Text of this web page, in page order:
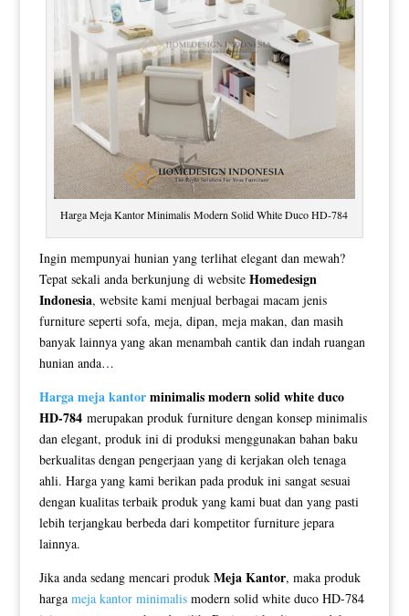
Harga Meja Kantor Minimalis Modern Solid White Duco HD-784
Ingin mempunyai hunian yang terlihat elegant dan mewah?
Tepat sekali anda berkunjung di website Homedesign
Indonesia, website kami menjual berbagai macam jenis
furniture seperti sofa, meja, dipan, meja makan, dan masih
banyak lainnya yang akan menambah cantik dan indah ruangan
hunian anda…
Harga meja kantorminimalis modern solid white duco
HD-784merupakan produk furniture dengan konsep minimalis
dan elegant, produk ini di produksi menggunakan bahan baku
berkualitas dengan pengerjaan yang di kerjakan oleh tenaga
ahli. Harga yang kami berikan pada produk ini sangat sesuai
dengan kualitas terbaik produk yang kami buat dan yang pasti
lebih terjangkau berbeda dari kompetitor furniture jepara
lainnya.
Jika anda sedang mencari produk Meja Kantor, maka produk
harga meja kantor minimalismodern solid white duco HD-784